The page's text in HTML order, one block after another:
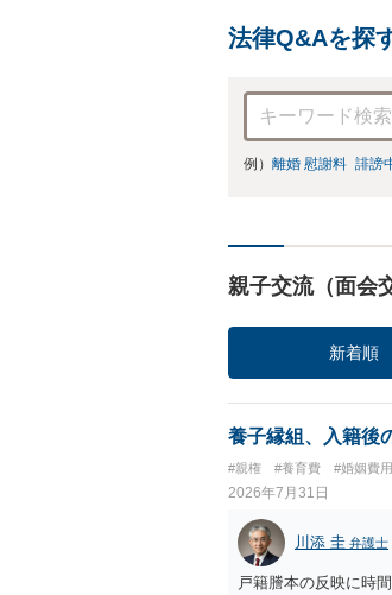
法律Q&Aを探
例） 離婚 慰謝料 誹謗
親子交流（面会
新着順
養子縁組、入籍後
#親権 #養育費 #婚姻費
2026年7月31日
川添 圭 弁護士
戸籍謄本の反映に時